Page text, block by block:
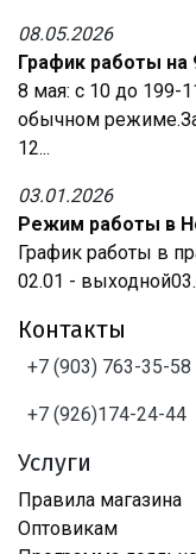
08.05.2026
График работы на
8 мая: с 10 до 199-
обычном
12...
03.01.2026
Режим работы в
График работы в
02.01 -
Контакты
+7 (903) 763-35-58
+7 (926)174-24-44
Услуги
Правила магазина
Оптовикам